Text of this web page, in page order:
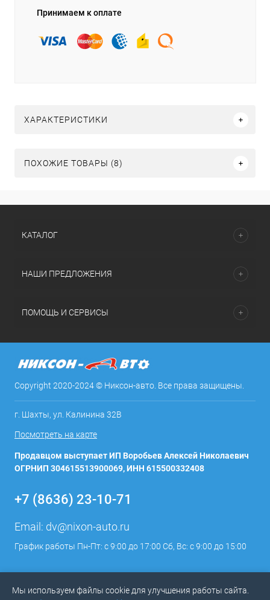
Мы используем файлы cookie для улучшения работы сайта.
Принимаем к оплате
ХАРАКТЕРИСТИКИ
ПОХОЖИЕ ТОВАРЫ (8)
КАТАЛОГ
НАШИ ПРЕДЛОЖЕНИЯ
ПОМОЩЬ И СЕРВИСЫ
Copyright 2020-2024 © Никсон-авто. Все права защищены.
г. Шахты, ул. Калинина 32В
Посмотреть на карте
Продавцом выступает ИП Воробьев Алексей Николаевич
ОГРНИП 304615513900069, ИНН 615500332408
+7 (8636) 23-10-71
Email: dv@nixon-auto.ru
График работы Пн-Пт: с 9:00 до 17:00 Сб, Вс: с 9:00 до 15:00